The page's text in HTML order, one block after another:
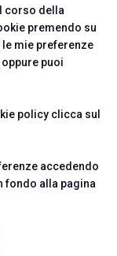
corso della
premendo su
le mie preferenze
puoi
policy clicca sul
accedendo
fondo alla pagina
155, 47921 Rimini
- Cap. Soc.